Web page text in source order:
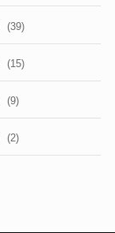
(39)
(15)
(9)
(2)